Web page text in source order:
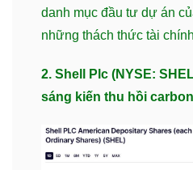
danh mục đầu tư dự án
những thách thức tài
2. Shell Plc (NYSE:
sáng kiến thu hồi carbon